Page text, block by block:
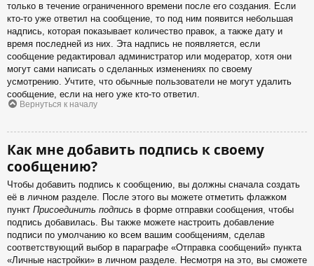
только в течение ограниченного времени после его создания. Если
кто-то уже ответил на сообщение, то под ним появится небольшая
надпись, которая показывает количество правок, а также дату и
время последней из них. Эта надпись не появляется, если
сообщение редактировал администратор или модератор, хотя они
могут сами написать о сделанных изменениях по своему
усмотрению. Учтите, что обычные пользователи не могут удалить
сообщение, если на него уже кто-то ответил.
Вернуться к началу
Как мне добавить подпись к своему
сообщению?
Чтобы добавить подпись к сообщению, вы должны сначала создать
её в личном разделе. После этого вы можете отметить флажком
пункт Присоединить подпись в форме отправки сообщения, чтобы
подпись добавилась. Вы также можете настроить добавление
подписи по умолчанию ко всем вашим сообщениям, сделав
соответствующий выбор в параграфе «Отправка сообщений» пункта
«Личные настройки» в личном разделе. Несмотря на это, вы сможете